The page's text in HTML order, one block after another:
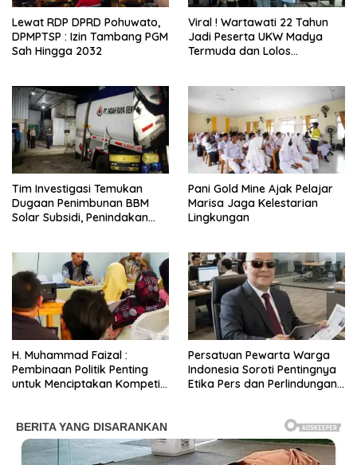
Lewat RDP DPRD Pohuwato,
DPMPTSP : Izin Tambang PGM
Sah Hingga 2032
Viral ! Wartawati 22 Tahun
Jadi Peserta UKW Madya
Termuda dan Lolos
Tim Investigasi Temukan
Dugaan Penimbunan BBM
Solar Subsidi, Penindakan
Pani Gold Mine Ajak Pelajar
Marisa Jaga Kelestarian
Lingkungan
H. Muhammad Faizal :
Pembinaan Politik Penting
untuk Menciptakan Kompetisi
Persatuan Pewarta Warga
Indonesia Soroti Pentingnya
Etika Pers dan Perlindungan